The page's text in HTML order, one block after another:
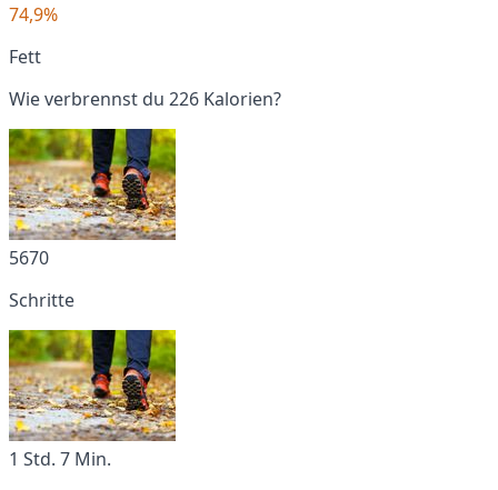
74,9%
Fett
Wie verbrennst du 226 Kalorien?
5670
Schritte
1 Std. 7 Min.